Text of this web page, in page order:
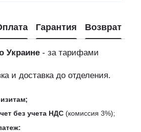
Гарантия Возврат
Украине - за тарифами
и доставка до отделения.
без учета НДС (комиссия 3%);